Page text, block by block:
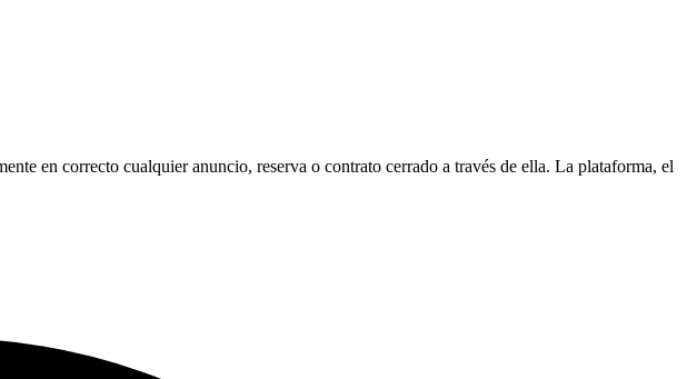
en correcto cualquier anuncio, reserva o contrato cerrado a través de ella. La plataforma, el